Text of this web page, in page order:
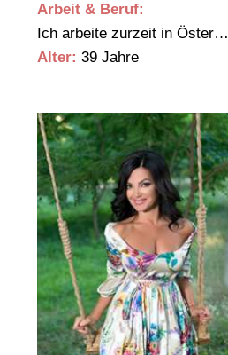
Arbeit & Beruf:
Ich arbeite zurzeit in Öster…
Alter: 39 Jahre